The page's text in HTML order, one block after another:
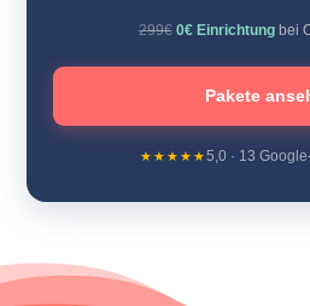
299€ 0€ Einrichtungbei
Pakete
★★★★★5,0 · 13